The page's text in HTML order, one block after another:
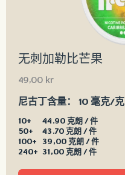
无刺加勒比芒果
49,00 kr
尼古丁含量： 10 毫克/克
10+
44.90 克朗 / 件
50+
43.70 克朗 / 件
100+
39,00 克朗 / 件
240+ 31,00 克朗 / 件